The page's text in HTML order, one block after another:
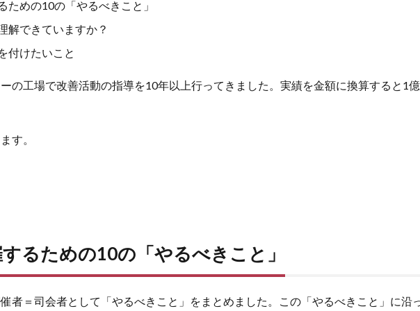
ための10の「やるべきこと」
解できていますか？
付けたいこと
の工場で改善活動の指導を10年以上行ってきました。実績を金額に換算すると1
す。
るための10の「やるべきこと」
者＝司会者として「やるべきこと」をまとめました。この「やるべきこと」に